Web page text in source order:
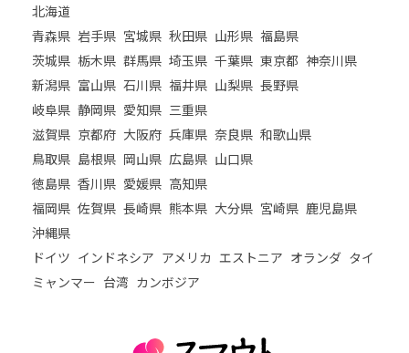
北海道
青森県 岩手県 宮城県 秋田県 山形県 福島県
茨城県 栃木県 群馬県 埼玉県 千葉県 東京都 神奈川県
新潟県 富山県 石川県 福井県 山梨県 長野県
岐阜県 静岡県 愛知県 三重県
滋賀県 京都府 大阪府 兵庫県 奈良県 和歌山県
鳥取県 島根県 岡山県 広島県 山口県
徳島県 香川県 愛媛県 高知県
福岡県 佐賀県 長崎県 熊本県 大分県 宮崎県 鹿児島県
沖縄県
ドイツ インドネシア アメリカ エストニア オランダ タイ
ミャンマー 台湾 カンボジア